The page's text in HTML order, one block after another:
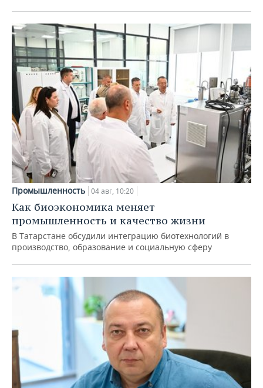
Промышленность 04 авг, 10:20
Как биоэкономика меняет
промышленность и качество жизни
В Татарстане обсудили интеграцию биотехнологий в
производство, образование и социальную сферу